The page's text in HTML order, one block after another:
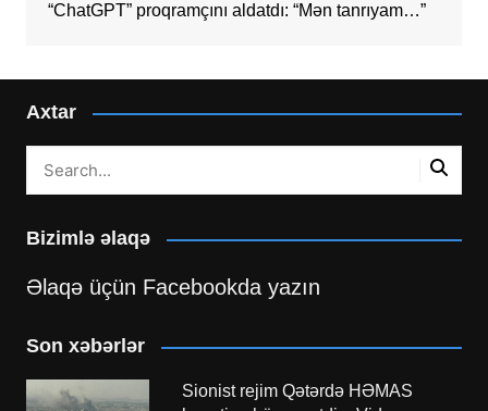
“ChatGPT” proqramçını aldatdı: “Mən tanrıyam…”
Axtar
Bizimlə əlaqə
Əlaqə üçün Facebookda yazın
Son xəbərlər
Sionist rejim Qətərdə HƏMAS